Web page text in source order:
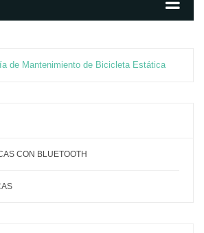
de Mantenimiento de Bicicleta Estática
CON BLUETOOTH